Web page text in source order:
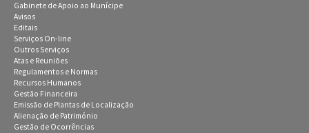
Gabinete de Apoio ao Munícipe
Avisos
Editais
Serviços On-line
Outros Serviços
Atas e Reuniões
Regulamentos e Normas
Recursos Humanos
Gestão Financeira
Emissão de Plantas de Localização
Alienação de Património
Gestão de Ocorrências